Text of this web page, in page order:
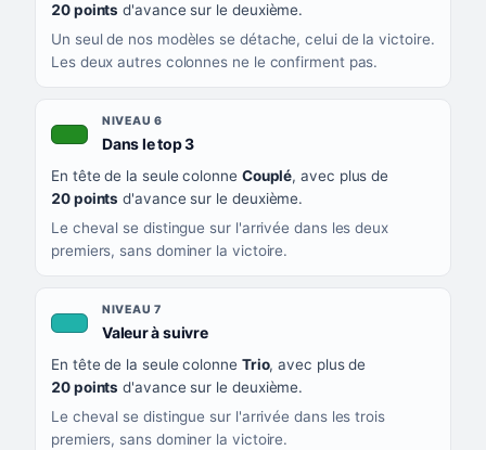
20 points d'avance sur le deuxième.
Un seul de nos modèles se détache, celui de la victoire.
Les deux autres colonnes ne le confirment pas.
NIVEAU 6
Dans le top 3, couleur verte
En tête de la seule colonne Couplé, avec plus de
20 points d'avance sur le deuxième.
Le cheval se distingue sur l'arrivée dans les deux
premiers, sans dominer la victoire.
NIVEAU 7
Valeur à suivre, couleur turquoise
En tête de la seule colonne Trio, avec plus de
20 points d'avance sur le deuxième.
Le cheval se distingue sur l'arrivée dans les trois
premiers, sans dominer la victoire.